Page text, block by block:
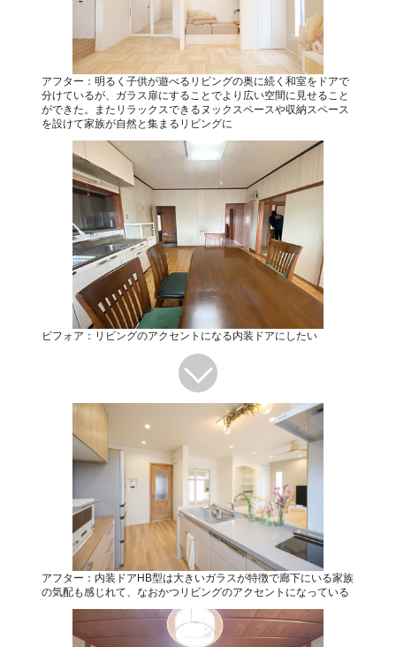
アフター：明るく子供が遊べるリビングの奥に続く和室をドアで
分けているが、ガラス扉にすることでより広い空間に見せること
ができた。またリラックスできるヌックスペースや収納スペース
を設けて家族が自然と集まるリビングに
ビフォア：リビングのアクセントになる内装ドアにしたい
アフター：内装ドアHB型は大きいガラスが特徴で廊下にいる家族
の気配も感じれて、なおかつリビングのアクセントになっている